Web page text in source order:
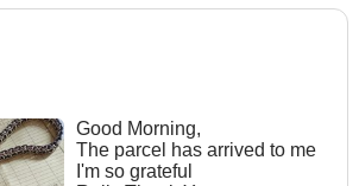
Good Morning,
The parcel has arrived to me
I'm so grateful